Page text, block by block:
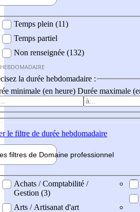
Temps plein (11)
Temps partiel
Non renseignée (132)
la durée hebdomadaire :
minimale (en heure) Durée maximale
le filtre de durée hebdomadaire
filtres de Domaine professionnel
professionel
Achats / Comptabilité /
Gestion (3)
Arts / Artisanat d'art